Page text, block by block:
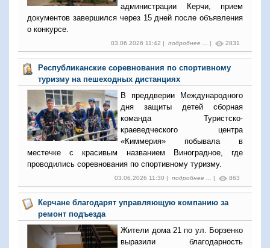
администрации Керчи, прием
документов завершился через 15 дней после объявления
о конкурсе.
03.06.2026 11:42 | подробнее ... | 2831
Республиканские соревнования по спортивному
туризму на пешеходных дистанциях
В преддверии Международного
дня защиты детей сборная
команда Туристско-
краеведческого центра
«Киммерия» побывала в
местечке с красивым названием Виноградное, где
проводились соревнования по спортивному туризму.
03.06.2026 11:30 | подробнее ... | 863
Керчане благодарят управляющую компанию за
ремонт подъезда
Жители дома 21 по ул. Борзенко
выразили благодарность